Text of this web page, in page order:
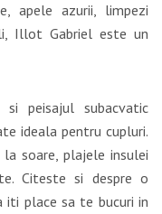
apele azurii, limpezi
Illot Gabriel este un
peisajul subacvatic
ideala pentru cupluri.
soare, plajele insulei
Citeste si despre o
iti place sa te bucuri in